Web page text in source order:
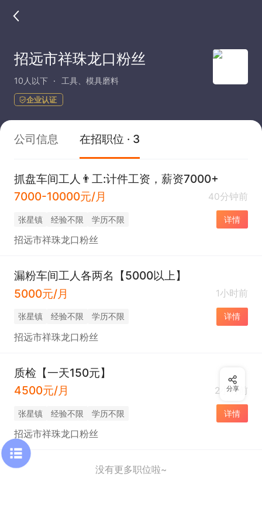
招远市祥珠龙口粉丝
10人以下 工具、模具磨料
企业认证
公司信息 在招职位 · 3
抓盘车间工人👨工:计件工资，薪资7000+
7000-10000元/月
40分钟前
张星镇 经验不限 学历不限 详情
招远市祥珠龙口粉丝
漏粉车间工人各两名【5000以上】
5000元/月
1小时前
张星镇 经验不限 学历不限 详情
招远市祥珠龙口粉丝
质检【一天150元】
4500元/月
2小时前
张星镇 经验不限 学历不限 详情
招远市祥珠龙口粉丝
没有更多职位啦~
分享